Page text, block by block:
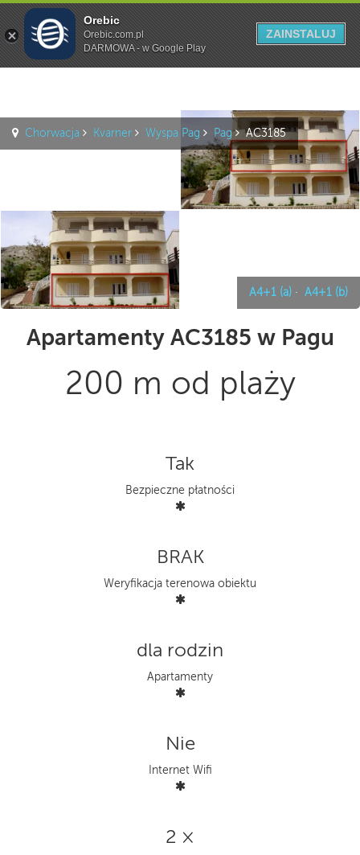
Szukaj
A4+1 (a) · A4+1 (b)
Chorwacja Kvarner Wyspa Pag Pag AC3185
Apartamenty AC3185 w Pagu
200 m od plaży
Tak
Bezpieczne płatności
BRAK
Weryfikacja terenowa obiektu
dla rodzin
Apartamenty
Nie
Internet Wifi
2 ×
Orebic
Orebic.com.pl
DARMOWA - w Google Play
ZAINSTALUJ